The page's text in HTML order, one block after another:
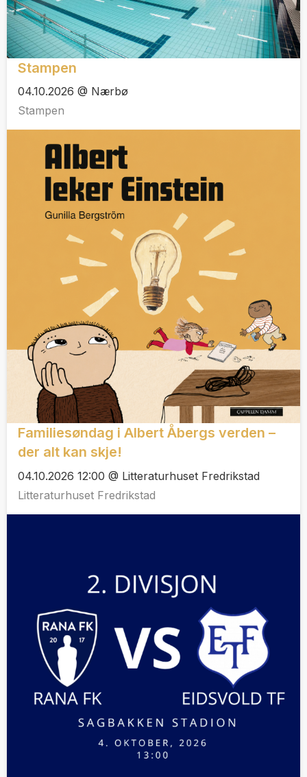
Stampen
04.10.2026 @ Nærbø
Stampen
Familiesøndag i Albert Åbergs verden –
der alt kan skje!
04.10.2026 12:00 @ Litteraturhuset Fredrikstad
Litteraturhuset Fredrikstad